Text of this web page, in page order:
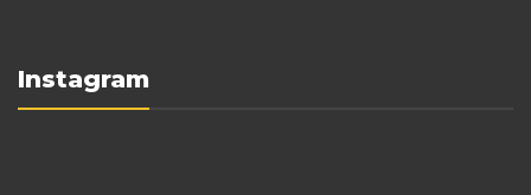
Instagram